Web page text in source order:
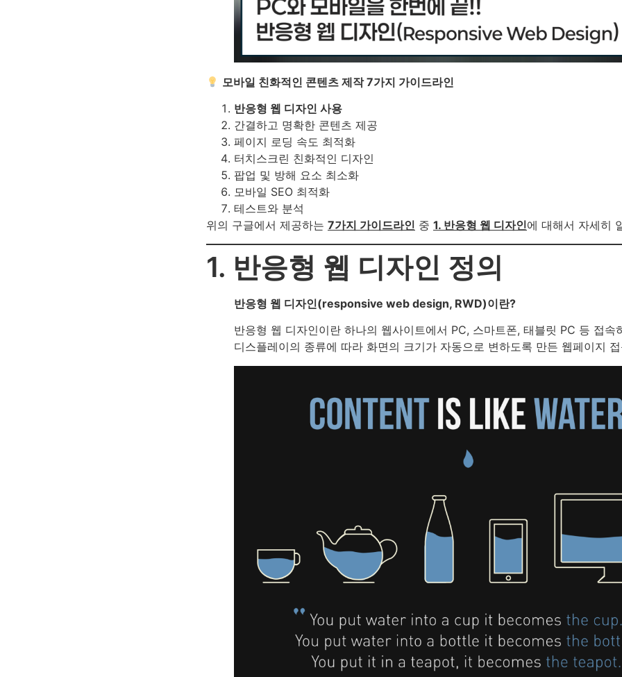
모바일 친화적인 콘텐츠 제작 7가지 가이드라인
반응형 웹 디자인 사용
간결하고 명확한 콘텐츠 제공
페이지 로딩 속도 최적화
터치스크린 친화적인 디자인
팝업 및 방해 요소 최소화
모바일 SEO 최적화
테스트와 분석
위의 구글에서 제공하는 7가지 가이드라인 중 1. 반응형 웹 디자인에 대해서 자세히
1. 반응형 웹 디자인 정의
반응형 웹 디자인(responsive web design, RWD)이란?
반응형 웹 디자인이란 하나의 웹사이트에서 PC, 스마트폰, 태블릿 PC 등 접속
디스플레이의 종류에 따라 화면의 크기가 자동으로 변하도록 만든 웹페이지